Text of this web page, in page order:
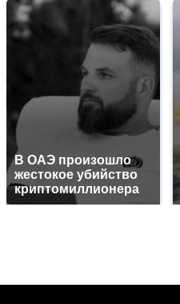
В ОАЭ произошло
жестокое убийство
криптомиллионера